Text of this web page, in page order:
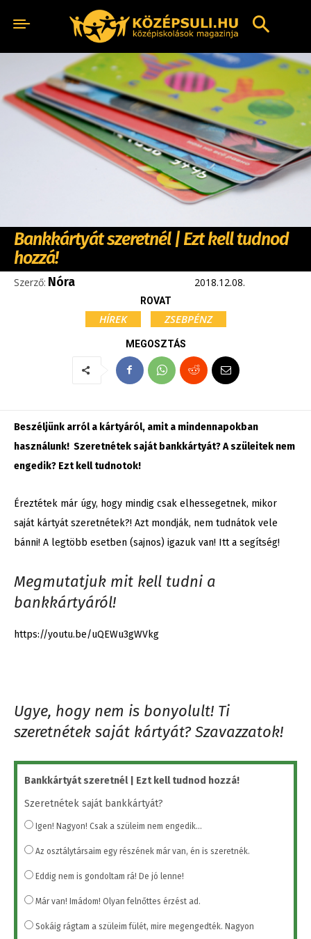
Bankkártyát szeretnél | Ezt kell tudnod
hozzá!
Szerző: Nóra 2018.12.08.
ROVAT
HÍREK ZSEBPÉNZ
MEGOSZTÁS
Beszéljünk arról a kártyáról, amit a mindennapokban
használunk! Szeretnétek saját bankkártyát? A szüleitek nem
engedik? Ezt kell tudnotok!
Éreztétek már úgy, hogy mindig csak elhessegetnek, mikor
saját kártyát szeretnétek?! Azt mondják, nem tudnátok vele
bánni! A legtöbb esetben (sajnos) igazuk van! Itt a segítség!
Megmutatjuk mit kell tudni a
bankkártyáról!
https://youtu.be/uQEWu3gWVkg
Ugye, hogy nem is bonyolult! Ti
szeretnétek saját kártyát? Szavazzatok!
Bankkártyát szeretnél | Ezt kell tudnod hozzá!
Szeretnétek saját bankkártyát?
Igen! Nagyon! Csak a szüleim nem engedik...
Az osztálytársaim egy részének már van, én is szeretnék.
Eddig nem is gondoltam rá! De jó lenne!
Már van! Imádom! Olyan felnőttes érzést ad.
Sokáig rágtam a szüleim fülét, mire megengedték. Nagyon